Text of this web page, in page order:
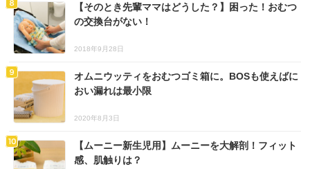
【そのとき先輩ママはどうした？】困った！おむつ
の交換台がない！
2018年9月28日
オムニウッティをおむつゴミ箱に。BOSも使えばに
おい漏れは最小限
2020年8月3日
【ムーニー新生児用】ムーニーを大解剖！フィット
感、肌触りは？